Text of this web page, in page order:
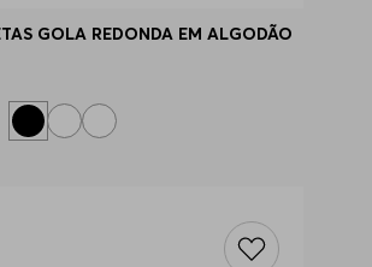
GOLA REDONDA EM ALGODÃO